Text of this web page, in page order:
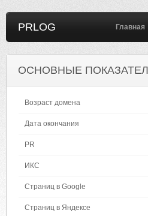
PRLOG Главная
ОСНОВНЫЕ
Возраст домена
Дата окончания
PR
ИКС
Страниц в Google
Страниц в Яндексе